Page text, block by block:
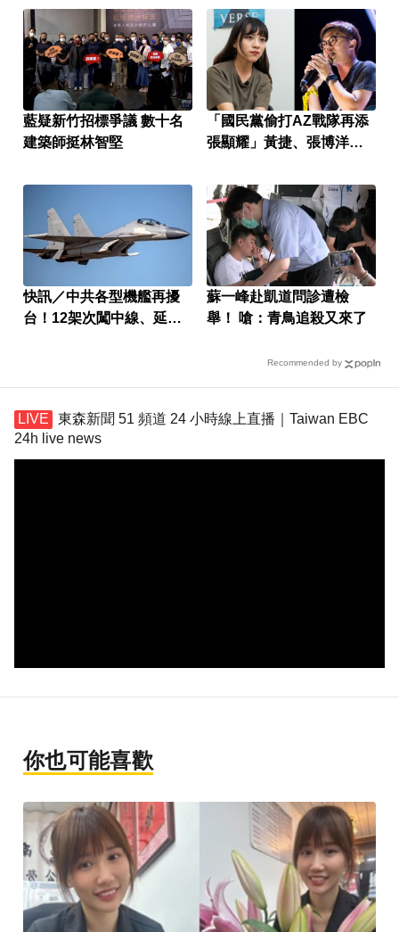
藍疑新竹招標爭議 數十名
建築師挺林智堅
「國民黨偷打AZ戰隊再添
張顯耀」黃捷、張博洋怒
快訊／中共各型機艦再擾
台！12架次闖中線、延伸
蘇一峰赴凱道問診遭檢
舉！ 嗆：青鳥追殺又來了
Recommended by
東森新聞 51 頻道 24 小時線上直播｜Taiwan EBC
24h live news
你也可能喜歡